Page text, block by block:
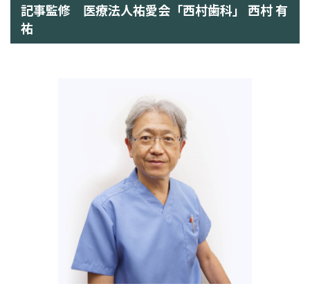
記事監修 医療法人祐愛会「西村歯科」 西村 有
祐